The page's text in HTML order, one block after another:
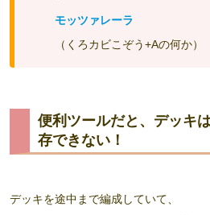
モッツァレーラ
（くろカビこぞう+Aの何か）
便利ツールだと、デッキ
存できない！
デッキを途中まで編成していて、